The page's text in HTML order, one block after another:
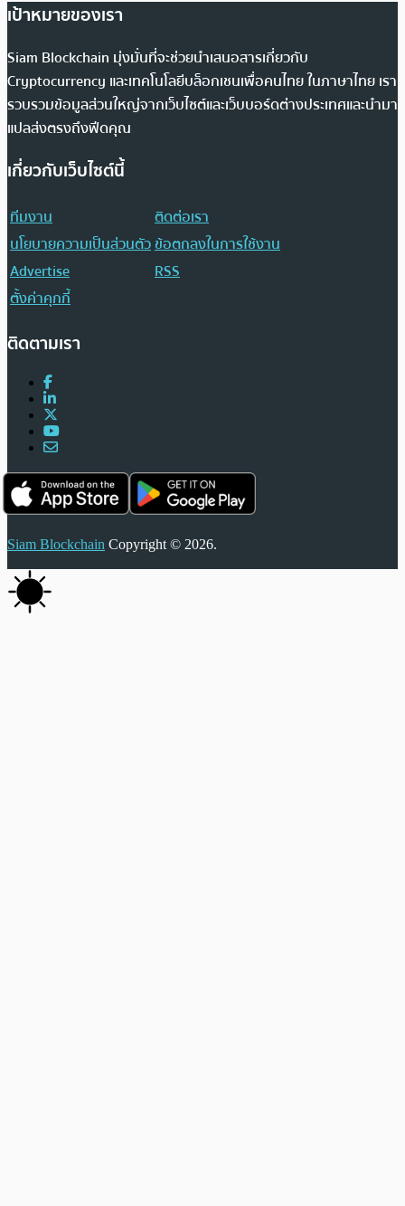
เป้าหมายของเรา
Siam Blockchain มุ่งมั่นที่จะช่วยนำเสนอสารเกี่ยวกับ
Cryptocurrency และเทคโนโลยีบล็อกเชนเพื่อคนไทย ในภาษาไทย เรา
รวบรวมข้อมูลส่วนใหญ่จากเว็บไซต์และเว็บบอร์ดต่างประเทศและนำมา
แปลส่งตรงถึงฟีดคุณ
เกี่ยวกับเว็บไซต์นี้
ทีมงาน
ติดต่อเรา
นโยบายความเป็นส่วนตัวข้อตกลงในการใช้งาน
Advertise
RSS
ตั้งค่าคุกกี้
ติดตามเรา
Siam Blockchain Copyright © 2026.